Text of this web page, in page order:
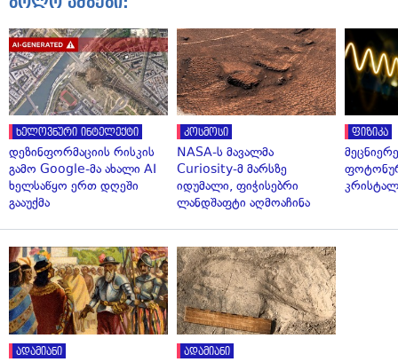
ხელოვნური ინტელექტი
დეზინფორმაციის რისკის
გამო Google-მა ახალი AI
ხელსაწყო ერთ დღეში
გააუქმა
კოსმოსი
NASA-ს მავალმა
Curiosity-მ მარსზე
იდუმალი, ფიჭისებრი
ლანდშაფტი აღმოაჩინა
ფიზიკა
ადამიანი ადამიანი